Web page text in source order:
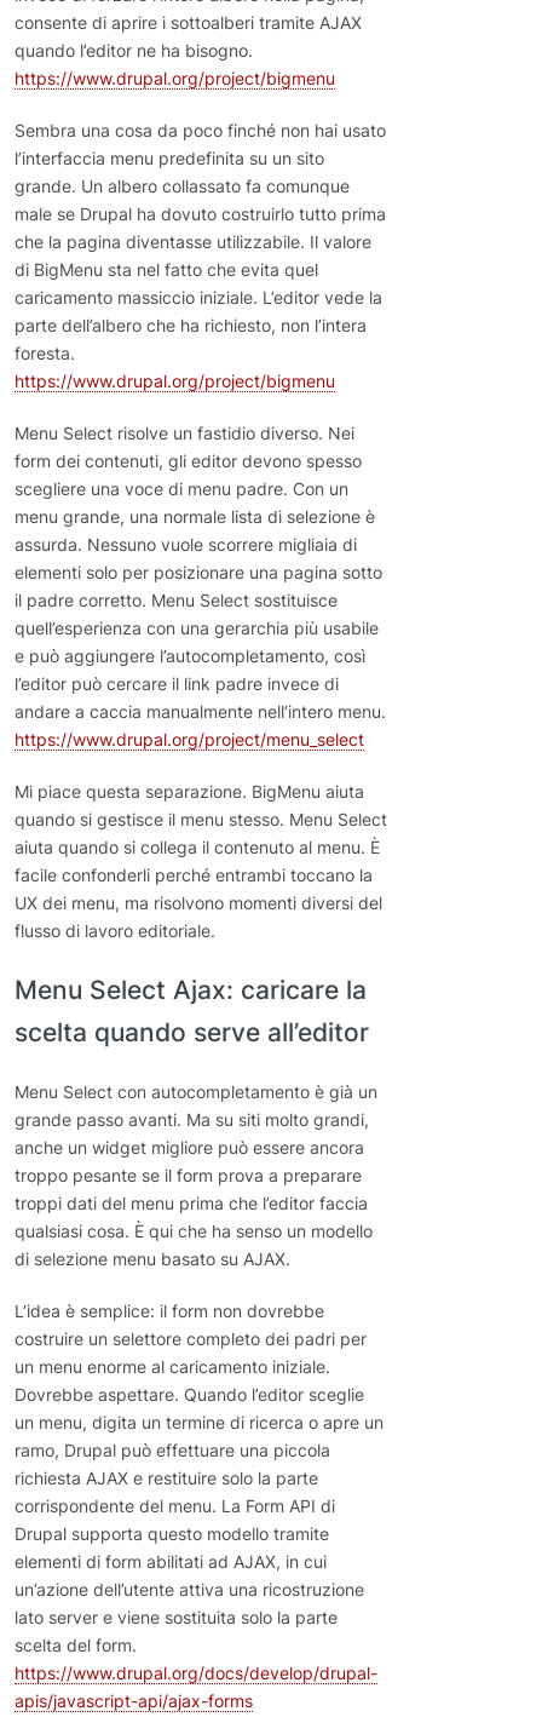
consente di aprire i sottoalberi tramite AJAX
quando l’editor ne ha bisogno.
https://www.drupal.org/project/bigmenu
Sembra una cosa da poco finché non hai usato
l’interfaccia menu predefinita su un sito
grande. Un albero collassato fa comunque
male se Drupal ha dovuto costruirlo tutto prima
che la pagina diventasse utilizzabile. Il valore
di BigMenu sta nel fatto che evita quel
caricamento massiccio iniziale. L’editor vede la
parte dell’albero che ha richiesto, non l’intera
foresta.
https://www.drupal.org/project/bigmenu
Menu Select risolve un fastidio diverso. Nei
form dei contenuti, gli editor devono spesso
scegliere una voce di menu padre. Con un
menu grande, una normale lista di selezione è
assurda. Nessuno vuole scorrere migliaia di
elementi solo per posizionare una pagina sotto
il padre corretto. Menu Select sostituisce
quell’esperienza con una gerarchia più usabile
e può aggiungere l’autocompletamento, così
l’editor può cercare il link padre invece di
andare a caccia manualmente nell’intero menu.
https://www.drupal.org/project/menu_select
Mi piace questa separazione. BigMenu aiuta
quando si gestisce il menu stesso. Menu Select
aiuta quando si collega il contenuto al menu. È
facile confonderli perché entrambi toccano la
UX dei menu, ma risolvono momenti diversi del
flusso di lavoro editoriale.
Menu Select Ajax: caricare la
scelta quando serve all’editor
Menu Select con autocompletamento è già un
grande passo avanti. Ma su siti molto grandi,
anche un widget migliore può essere ancora
troppo pesante se il form prova a preparare
troppi dati del menu prima che l’editor faccia
qualsiasi cosa. È qui che ha senso un modello
di selezione menu basato su AJAX.
L’idea è semplice: il form non dovrebbe
costruire un selettore completo dei padri per
un menu enorme al caricamento iniziale.
Dovrebbe aspettare. Quando l’editor sceglie
un menu, digita un termine di ricerca o apre un
ramo, Drupal può effettuare una piccola
richiesta AJAX e restituire solo la parte
corrispondente del menu. La Form API di
Drupal supporta questo modello tramite
elementi di form abilitati ad AJAX, in cui
un’azione dell’utente attiva una ricostruzione
lato server e viene sostituita solo la parte
scelta del form.
https://www.drupal.org/docs/develop/drupal-
apis/javascript-api/ajax-forms